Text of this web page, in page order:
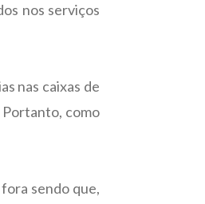
nos serviços
nas caixas de
como
sendo que,